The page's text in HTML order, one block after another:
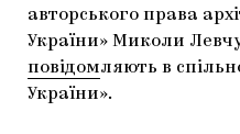
авторського права
України» Миколи
повідомляють в
України».